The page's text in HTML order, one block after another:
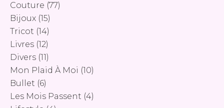
Couture (77)
Bijoux (15)
Tricot (14)
Livres (12)
Divers (11)
Mon Plaid À Moi (10)
Bullet (6)
Les Mois Passent (4)